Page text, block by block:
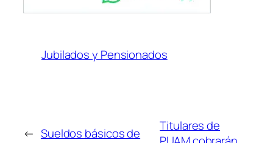
Jubilados y Pensionados
← Sueldos básicos de
Titulares de